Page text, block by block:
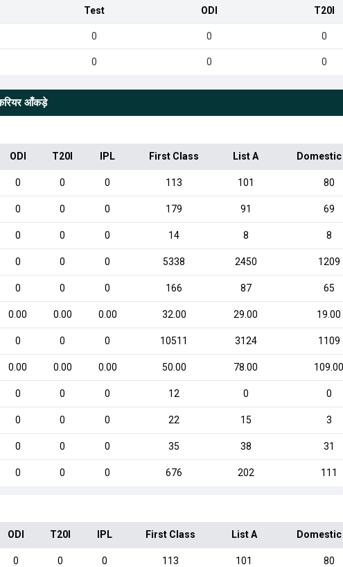
Test ODI T20I
0 0 0
0 0 0
आँकड़े
ODI T20I IPL First Class List A
0 0 0 113 101 80
0 0 0 179 91 69
0 0 0 14 8 8
0 0 0 5338 2450 1209
0 0 0 166 87 65
0.00 0.00 0.00 32.00 29.00 19.00
0 0 0 10511 3124 1109
0.00 0.00 0.00 50.00 78.00
0 0 0 12 0 0
0 0 0 22 15 3
0 0 0 35 38 31
0 0 0 676 202 111
ODI T20I IPL First Class List A
0 0 0 113 101 80